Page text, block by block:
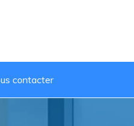
contacter